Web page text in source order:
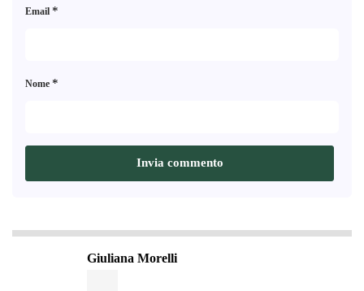
Nome *
Email *
Giuliana Morelli